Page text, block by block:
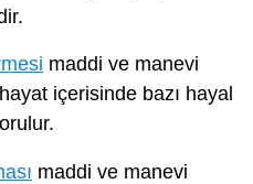
maddi ve manevi
içerisinde bazı hayal
maddi ve manevi